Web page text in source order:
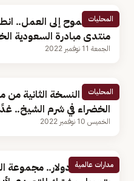
المحليات
من الطموح إلى العمل..
منتدى مبادرة السعودية
الجمعة 11 نوفمبر 2022
المحليات
انطلاق النسخة الثانية من
الخضراء في شرم الشيخ..
الخميس 10 نوفمبر 2022
مدارات عالميةبـ24 مليار دولار..